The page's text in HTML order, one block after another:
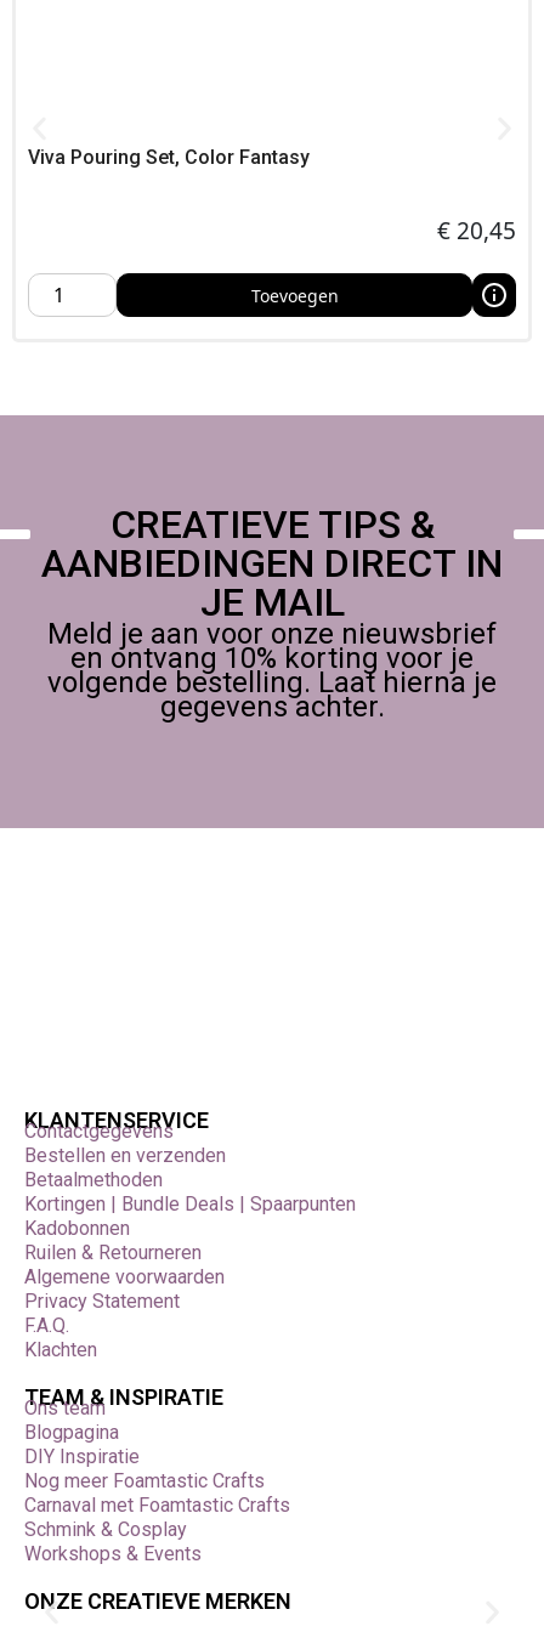
Viva Pouring Set, Color Fantasy
€ 20,45
Toevoegen
CREATIEVE TIPS &
AANBIEDINGEN DIRECT IN
JE MAIL
Meld je aan voor onze nieuwsbrief
en ontvang 10% korting voor je
volgende bestelling. Laat hierna je
gegevens achter.
KLANTENSERVICE
Contactgegevens
Bestellen en verzenden
Betaalmethoden
Kortingen | Bundle Deals | Spaarpunten
Kadobonnen
Ruilen & Retourneren
Algemene voorwaarden
Privacy Statement
F.A.Q.
Klachten
TEAM & INSPIRATIE
Ons team
Blogpagina
DIY Inspiratie
Nog meer Foamtastic Crafts
Carnaval met Foamtastic Crafts
Schmink & Cosplay
Workshops & Events
ONZE CREATIEVE MERKEN